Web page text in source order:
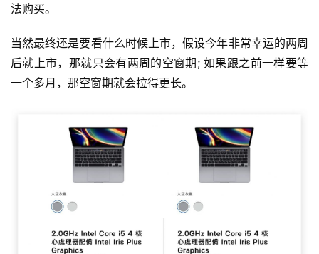
法购买。
当然最终还是要看什么时候上市，假设今年非常幸运的两周
后就上市，那就只会有两周的空窗期; 如果跟之前一样要等
一个多月，那空窗期就会拉得更长。